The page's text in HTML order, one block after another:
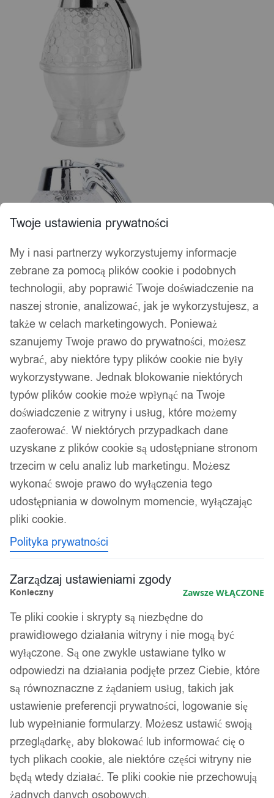
Twoje ustawienia prywatności
My i nasi partnerzy wykorzystujemy informacje
zebrane za pomocą plików cookie i podobnych
technologii, aby poprawić Twoje doświadczenie na
naszej stronie, analizować, jak je wykorzystujesz, a
także w celach marketingowych. Ponieważ
szanujemy Twoje prawo do prywatności, możesz
wybrać, aby niektóre typy plików cookie nie były
wykorzystywane. Jednak blokowanie niektórych
typów plików cookie może wpłynąć na Twoje
doświadczenie z witryny i usług, które możemy
zaoferować. W niektórych przypadkach dane
uzyskane z plików cookie są udostępniane stronom
trzecim w celu analiz lub marketingu. Możesz
wykonać swoje prawo do wyłączenia tego
udostępniania w dowolnym momencie, wyłączając
pliki cookie.
Polityka prywatności
Zarządzaj ustawieniami zgody
Konieczny Zawsze WŁĄCZONE
Te pliki cookie i skrypty są niezbędne do
prawidłowego działania witryny i nie mogą być
wyłączone. Są one zwykle ustawiane tylko w
odpowiedzi na działania podjęte przez Ciebie, które
są równoznaczne z żądaniem usług, takich jak
ustawienie preferencji prywatności, logowanie się
lub wypełnianie formularzy. Możesz ustawić swoją
przeglądarkę, aby blokować lub informować cię o
tych plikach cookie, ale niektóre części witryny nie
będą wtedy działać. Te pliki cookie nie przechowują